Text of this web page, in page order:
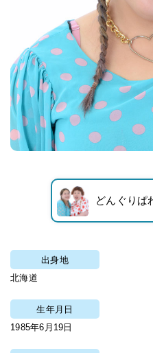
どんぐりぱ
出身地
北海道
生年月日
1985年6月19日